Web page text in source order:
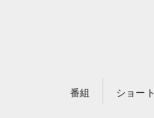
番組 ショート